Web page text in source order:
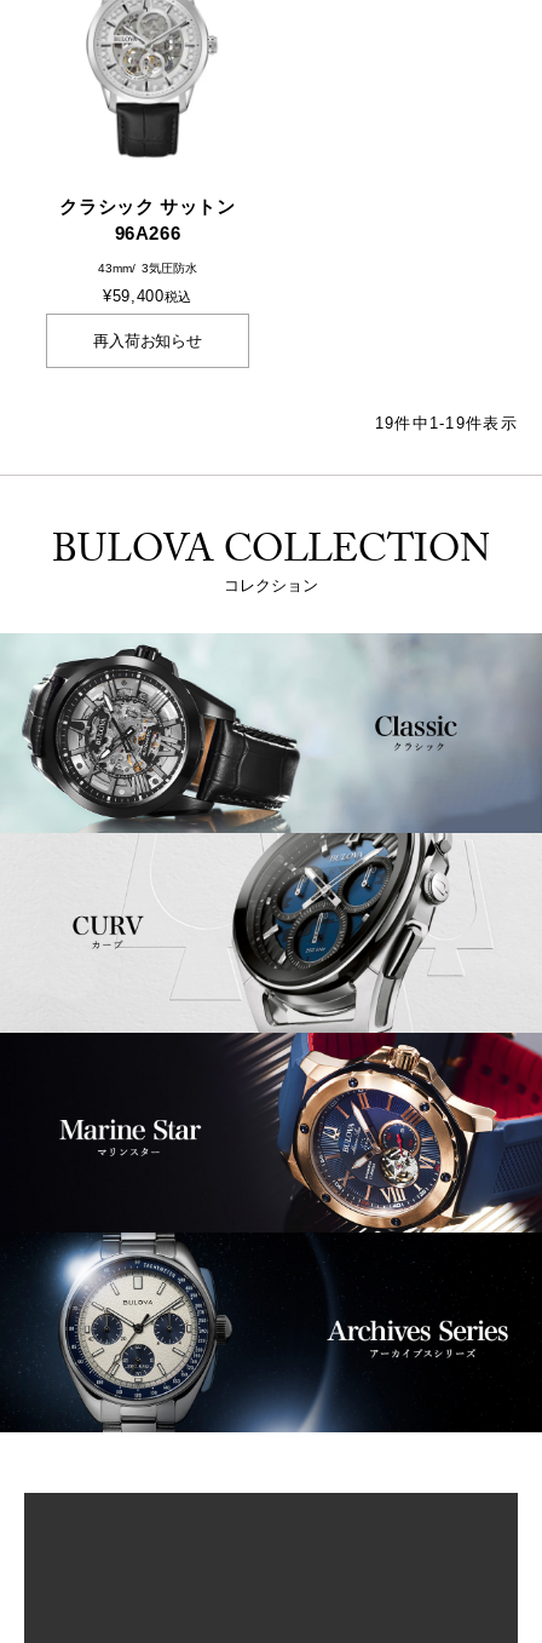
クラシック サットン
96A266
43mm 3気圧防水
¥59,400税込
再入荷お知らせ
19件中 1-19件表示
BULOVA COLLECTION
コレクション